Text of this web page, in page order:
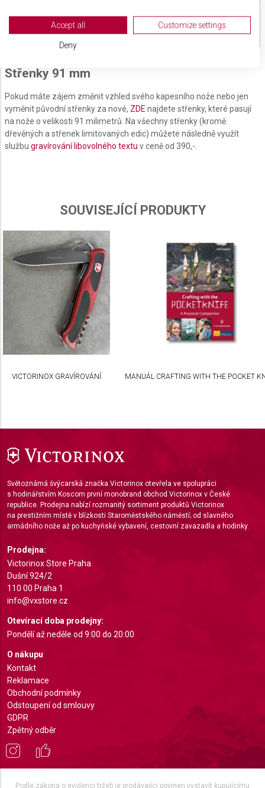
Střenky 91 mm
Pokud máte zájem změnit vzhled svého kapesního nože nebo jen
vyměnit původní střenky za nové, ZDE najdete střenky, které pasují
na nože o velikosti 91 milimetrů. Na všechny střenky (kromě
dřevěných a střenek limitovaných edic) můžete následně využít
službu gravírování libovolného textu v ceně od 390,-.
SOUVISEJÍCÍ PRODUKTY
VICTORINOX GRAVÍROVÁNÍ MANUÁL CRAFTING WITH THE POCKET
Světoznámá švýcarská značka Victorinox otevřela ve spolupráci
s hodinářstvím Koscom první monobrand obchod Victorinox v České
republice. Prodejna nabízí rozmanitý sortiment produktů Victorinox
na prestižním místě v blízkosti Staroměstského náměstí; od slavného
armádního nože až po kuchyňské vybavení, cestovní zavazadla a hodinky.
Prodejna:
Victorinox Store Praha
Dušní 924/2
110 00 Praha 1
info@vxstore.cz
Otevírací doba prodejny:
Pondělí až neděle od 9:00 do 20:00
O nákupu
Kontakt
Reklamace
Obchodní podmínky
Odstoupení od smlouvy
GDPR
Zpětný odběr
Podle zákona o evidenci tržeb je prodávající povinen vystavit kupujícímu
View Partner List (2 IAB Vendors)
We use your data for the following purposes:
Store and/or access information on a device
Use limited data to select advertising
Create profiles for personalised advertising
Use profiles to select personalised
Use profiles to select personalised content
Measure content performance
Understand audiences through statistics or
combinations of data from different sources
Develop and improve services
Use limited data to select content
IAB Special Features:
Use precise geolocation data
Functional
Advertising
Accept all Customize settings
Deny